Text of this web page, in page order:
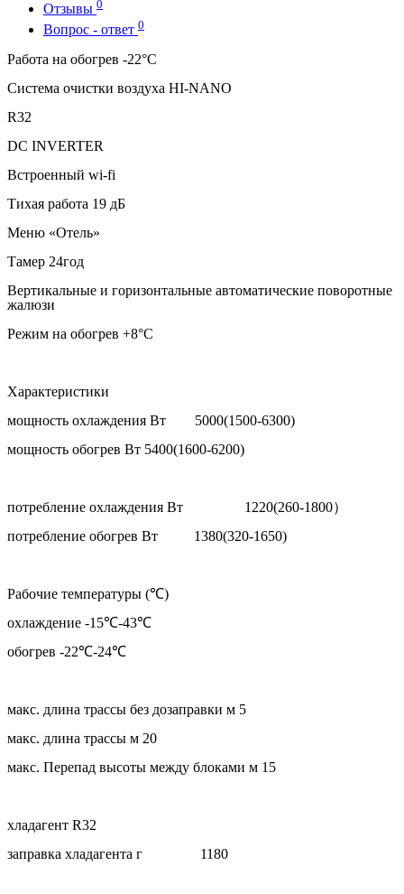
Отзывы 0
Вопрос - ответ 0
Работа на обогрев -22°C
Система очистки воздуха HI-NANO
R32
DC INVERTER
Встроенный wi-fi
Тихая работа 19 дБ
Меню «Отель»
Тамер 24год
Вертикальные и горизонтальные автоматические поворотные
жалюзи
Режим на обогрев +8°C
Характеристики
мощность охлаждения Вт 5000(1500-6300)
мощность обогрев Вт 5400(1600-6200)
потребление охлаждения Вт 1220(260-1800）
потребление обогрев Вт 1380(320-1650)
Рабочие температуры (℃)
охлаждение -15℃-43℃
обогрев -22℃-24℃
макс. длина трассы без дозаправки м 5
макс. длина трассы м 20
макс. Перепад высоты между блоками м 15
хладагент R32
заправка хладагента г 1180